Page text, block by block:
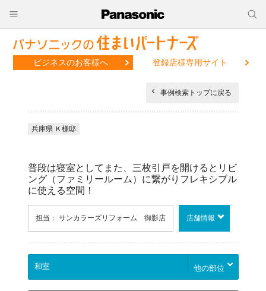
ビジネスのお客様へ 登録店様専用サイト
事例検索トップに戻る
兵庫県 Ｋ様邸
普段は寝室としてまた、三枚引戸を開けるとリビ
ング（ファミリールーム）に繋がりフレキシブル
に使える空間！
担当： サンカラーズリフォーム 御影店 店舗情報
他の部位